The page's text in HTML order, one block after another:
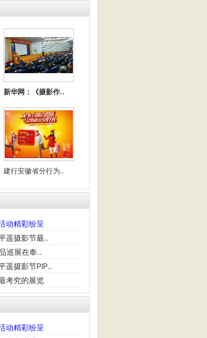
新华网：《摄影作..
建行安徽省分行为..
动精彩纷呈
遥摄影节最..
巡展在奉..
遥摄影节PIP..
考究的展览
动精彩纷呈